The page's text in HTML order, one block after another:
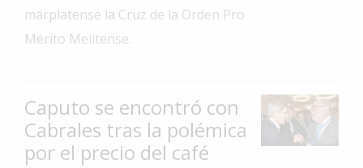
Cultura
Salud
Interés
General
marplatense la Cruz de la Orden Pro
Mérito Melitense.
Caputo se encontró con
Cabrales tras la polémica
por el precio del café